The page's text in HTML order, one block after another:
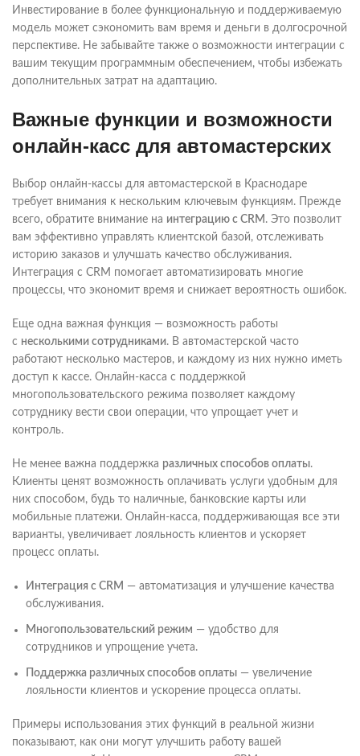
Инвестирование в более функциональную и поддерживаемую
модель может сэкономить вам время и деньги в долгосрочной
перспективе. Не забывайте также о возможности интеграции с
вашим текущим программным обеспечением, чтобы избежать
дополнительных затрат на адаптацию.
Важные функции и возможности
онлайн-касс для автомастерских
Выбор онлайн-кассы для автомастерской в Краснодаре
требует внимания к нескольким ключевым функциям. Прежде
всего, обратите внимание на интеграцию с CRM . Это позволит
вам эффективно управлять клиентской базой, отслеживать
историю заказов и улучшать качество обслуживания.
Интеграция с CRM помогает автоматизировать многие
процессы, что экономит время и снижает вероятность ошибок.
Еще одна важная функция — возможность работы
с несколькими сотрудниками. В автомастерской часто
работают несколько мастеров, и каждому из них нужно иметь
доступ к кассе. Онлайн-касса с поддержкой
многопользовательского режима позволяет каждому
сотруднику вести свои операции, что упрощает учет и
контроль.
Не менее важна поддержка различных способов оплаты.
Клиенты ценят возможность оплачивать услуги удобным для
них способом, будь то наличные, банковские карты или
мобильные платежи. Онлайн-касса, поддерживающая все эти
варианты, увеличивает лояльность клиентов и ускоряет
процесс оплаты.
Интеграция с CRM — автоматизация и улучшение качества
обслуживания.
Многопользовательский режим — удобство для
сотрудников и упрощение учета.
Поддержка различных способов оплаты — увеличение
лояльности клиентов и ускорение процесса оплаты.
Примеры использования этих функций в реальной жизни
показывают, как они могут улучшить работу вашей